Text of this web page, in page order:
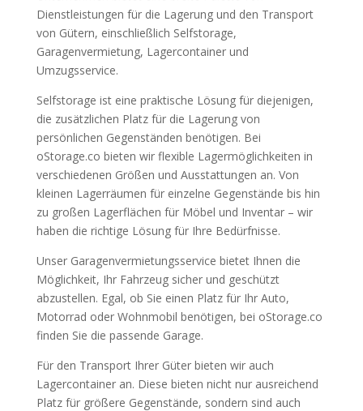
Dienstleistungen für die Lagerung und den Transport
von Gütern, einschließlich Selfstorage,
Garagenvermietung, Lagercontainer und
Umzugsservice.
Selfstorage ist eine praktische Lösung für diejenigen,
die zusätzlichen Platz für die Lagerung von
persönlichen Gegenständen benötigen. Bei
oStorage.co bieten wir flexible Lagermöglichkeiten in
verschiedenen Größen und Ausstattungen an. Von
kleinen Lagerräumen für einzelne Gegenstände bis hin
zu großen Lagerflächen für Möbel und Inventar – wir
haben die richtige Lösung für Ihre Bedürfnisse.
Unser Garagenvermietungsservice bietet Ihnen die
Möglichkeit, Ihr Fahrzeug sicher und geschützt
abzustellen. Egal, ob Sie einen Platz für Ihr Auto,
Motorrad oder Wohnmobil benötigen, bei oStorage.co
finden Sie die passende Garage.
Für den Transport Ihrer Güter bieten wir auch
Lagercontainer an. Diese bieten nicht nur ausreichend
Platz für größere Gegenstände, sondern sind auch